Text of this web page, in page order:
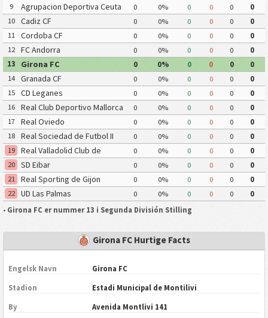
9
Agrupacion Deportiva Ceuta
FC
0 0% 0 0 0
0
10
Cadiz CF 0 0% 0 0 0
0
11
Cordoba CF 0 0% 0 0 0
0
12
FC Andorra 0 0% 0 0 0
0
13
Girona FC 0 0% 0 0 0
0
14
Granada CF 0 0% 0 0 0
0
15
CD Leganes 0 0% 0 0 0
0
16
Real Club Deportivo Mallorca 0 0% 0 0 0
0
17
Real Oviedo 0 0% 0 0 0
0
18
Real Sociedad de Futbol II 0 0% 0 0 0
0
19
Real Valladolid Club de
Futbol
0 0% 0 0 0
0
20
SD Eibar 0 0% 0 0 0
0
21
Real Sporting de Gijon 0 0% 0 0 0
0
22
UD Las Palmas 0 0% 0 0 0
0
• Girona FC er nummer 13 i Segunda División Stilling
Girona FC Hurtige Facts
Engelsk Navn Girona FC
Stadion Estadi Municipal de Montilivi
By Avenida Montlivi 141